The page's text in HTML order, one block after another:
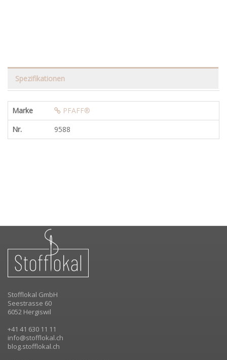
Spezifikationen
Marke
PFAFF®
Nr.
9588
Stofflokal GmbH
Seestrasse 60
6052 Hergiswil
+41 41 630 11 11
info@stofflokal.ch
blog.stofflokal.ch